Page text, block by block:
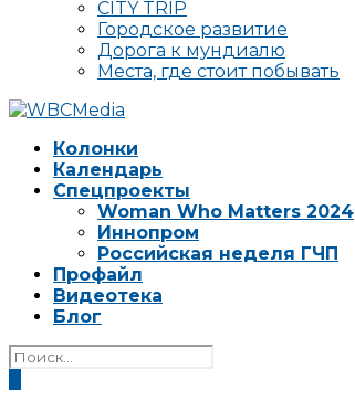
CITY TRIP
Городское развитие
Дорога к мундиалю
Места, где стоит побывать
Колонки
Календарь
Спецпроекты
Woman Who Matters 2024
Иннопром
Российская неделя ГЧП
Профайл
Видеотека
Блог